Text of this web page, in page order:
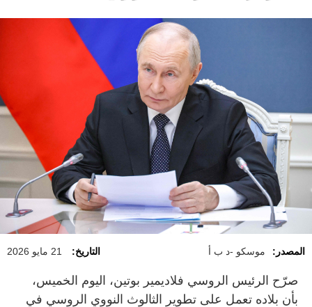
المصدر: موسكو -د ب أ التاريخ: 21 مايو 2026
صرّح الرئيس الروسي فلاديمير بوتين، اليوم الخميس،
بأن بلاده تعمل على تطوير الثالوث النووي الروسي في